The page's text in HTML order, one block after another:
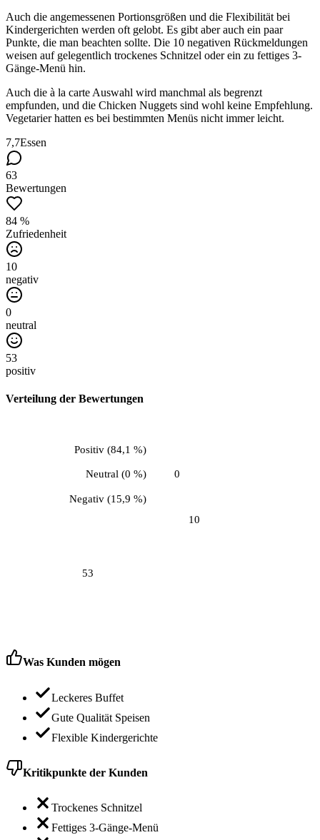
Auch die angemessenen Portionsgrößen und die Flexibilität bei
Kindergerichten werden oft gelobt. Es gibt aber auch ein paar
Punkte, die man beachten sollte. Die 10 negativen Rückmeldungen
weisen auf gelegentlich trockenes Schnitzel oder ein zu fettiges 3-
Gänge-Menü hin.
Auch die à la carte Auswahl wird manchmal als begrenzt
empfunden, und die Chicken Nuggets sind wohl keine Empfehlung.
Vegetarier hatten es bei bestimmten Menüs nicht immer leicht.
7,7Essen
63
Bewertungen
84 %
Zufriedenheit
10
negativ
0
neutral
53
positiv
Verteilung der Bewertungen
10
Negativ(15,9 %)
0
Neutral(0 %)
53
Positiv(84,1 %)
Was Kunden mögen
Leckeres Buffet
Gute Qualität Speisen
Flexible Kindergerichte
Kritikpunkte der Kunden
Trockenes Schnitzel
Fettiges 3-Gänge-Menü